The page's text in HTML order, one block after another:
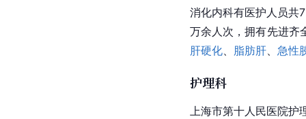
消化内科有医护人员共
万余人次，拥有先进齐
肝硬化、 脂肪肝、 急性
护理科
上海市第十人民医院护